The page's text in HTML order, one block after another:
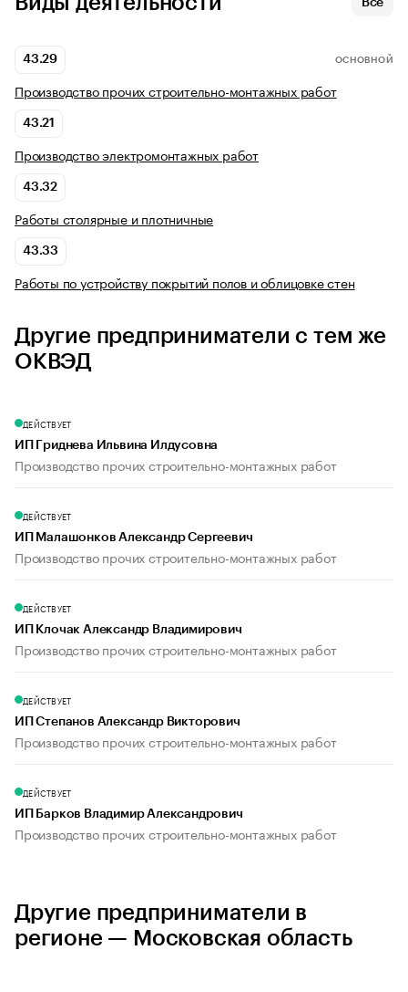
Все
43.29 ОСНОВНОЙ
Производство прочих строительно-монтажных работ
43.21
Производство электромонтажных работ
43.32
Работы столярные и плотничные
43.33
Работы по устройству покрытий полов и облицовке стен
Другие предприниматели с тем же
ОКВЭД
ДЕЙСТВУЕТ
ИП Гриднева Ильвина Илдусовна
Производство прочих строительно-монтажных работ
ДЕЙСТВУЕТ
ИП Малашонков Александр Сергеевич
Производство прочих строительно-монтажных работ
ДЕЙСТВУЕТ
ИП Клочак Александр Владимирович
Производство прочих строительно-монтажных работ
ДЕЙСТВУЕТ
ИП Степанов Александр Викторович
Производство прочих строительно-монтажных работ
ДЕЙСТВУЕТ
ИП Барков Владимир Александрович
Производство прочих строительно-монтажных работ
Другие предприниматели в
регионе — Московская область